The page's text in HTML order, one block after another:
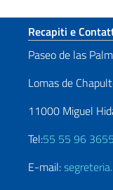
Sezione
Recapiti e
Paseo de las
Lomas de
11000 Miguel
Tel:55 55 96 3655
E-mail: